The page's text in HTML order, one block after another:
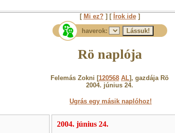
[ Mi ez?] [ Írok ide]
haverok:
Rö naplója
Felemás Zokni [120568 AL], gazdája Rö
2004. június 24.
Ugrás egy másik naplóhoz!
2004. június 24.